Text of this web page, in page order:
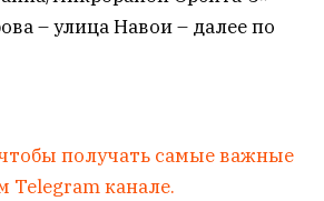
– улица Навои – далее по
получать самые важные
Telegram канале.